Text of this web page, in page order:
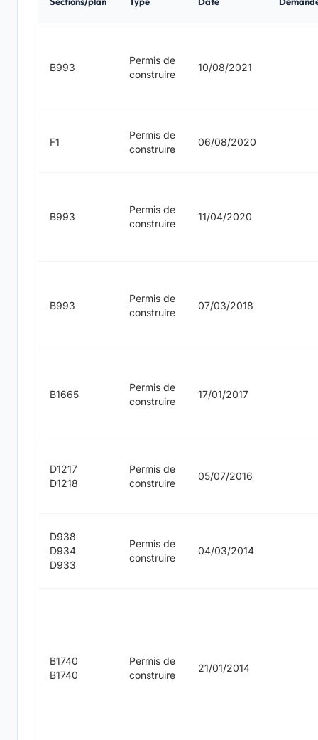
B993
Permis de
construire
10/08/2021
F1
Permis de
construire
06/08/2020
B993
Permis de
construire
11/04/2020
B993
Permis de
construire
07/03/2018
B1665
Permis de
construire
17/01/2017
D1217
D1218
Permis de
construire
05/07/2016
D938
D934
D933
Permis de
construire
04/03/2014
B1740
B1740
Permis de
construire
21/01/2014